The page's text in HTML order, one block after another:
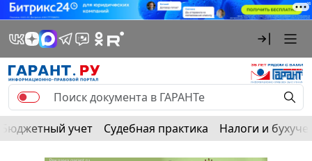
Бюджетный учет Судебная практика Налоги и